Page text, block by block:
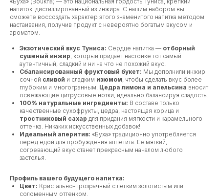
напиток, дистиллированный из инжира. С нашим набором вы
сможете воссоздать характер этого знаменитого напитка методом
настаивания, получив продукт с невероятно богатым вкусом и
ароматом.
Экзотический вкус Туниса: Сердце напитка — отборный
сушеный инжир, который придает настойке тот самый
аутентичный, сладкий и ни на что не похожий вкус.
Сбалансированный фруктовый букет: Мы дополнили инжир
сочной сливой и сладким изюмом, чтобы сделать вкус более
глубоким и многогранным. Цедра лимона и апельсина вносит
освежающие цитрусовые нотки, идеально балансируя сладость.
100% натуральные ингредиенты: В составе только
качественные сухофрукты, цедра, настоящая корица и
тростниковый сахар для придания мягкости и карамельного
оттенка. Никаких искусственных добавок!
Идеальный аперитив: «Буха» традиционно употребляется
перед едой для пробуждения аппетита. Ее мягкий,
согревающий вкус станет прекрасным началом любого
застолья.
Профиль вашего будущего напитка:
Цвет: Кристально-прозрачный с легким золотистым или
соломенным оттенком.